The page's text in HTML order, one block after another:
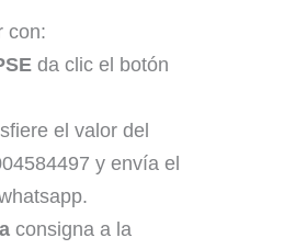
con:
da clic el botón
el valor del
y envía el
consigna a la